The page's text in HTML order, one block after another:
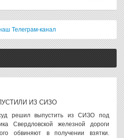
Телеграм-канал
ИЗ СИЗО
решил выпустить из СИЗО под
Свердловской железной дороги
обвиняют в получении взятки.